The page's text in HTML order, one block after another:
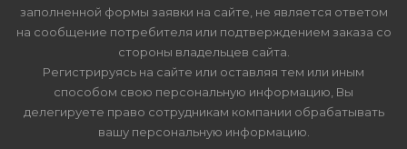
заполненной формы заявки на сайте, не является ответом
на сообщение потребителя или подтверждением заказа со
стороны владельцев сайта.
Регистрируясь на сайте или оставляя тем или иным
способом свою персональную информацию, Вы
делегируете право сотрудникам компании обрабатывать
вашу персональную информацию.